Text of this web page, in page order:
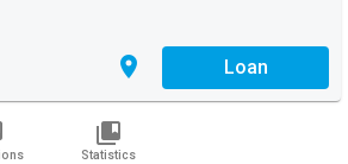
place Loan
collections_bookmark
Statistics